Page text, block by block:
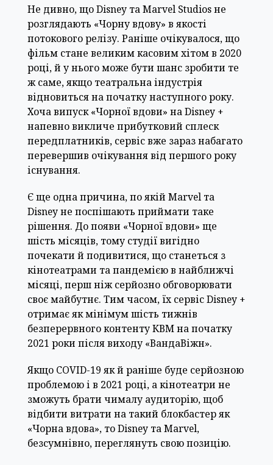
Не дивно, що Disney та Marvel Studios не
розглядають «Чорну вдову» в якості
потокового релізу. Раніше очікувалося, що
фільм стане великим касовим хітом в 2020
році, й у нього може бути шанс зробити те
ж саме, якщо театральна індустрія
відновиться на початку наступного року.
Хоча випуск «Чорної вдови» на Disney +
напевно викличе прибутковий сплеск
передплатників, сервіс вже зараз набагато
перевершив очікування від першого року
існування.
Є ще одна причина, по якій Marvel та
Disney не поспішають приймати таке
рішення. До появи «Чорної вдови» ще
шість місяців, тому студії вигідно
почекати й подивитися, що станеться з
кінотеатрами та пандемією в найближчі
місяці, перш ніж серйозно обговорювати
своє майбутнє. Тим часом, їх сервіс Disney +
отримає як мінімум шість тижнів
безперервного контенту КВМ на початку
2021 роки після виходу «ВандаВіжн».
Якщо COVID-19 як й раніше буде серйозною
проблемою і в 2021 році, а кінотеатри не
зможуть брати чималу аудиторію, щоб
відбити витрати на такий блокбастер як
«Чорна вдова», то Disney та Marvel,
безсумнівно, переглянуть свою позицію.